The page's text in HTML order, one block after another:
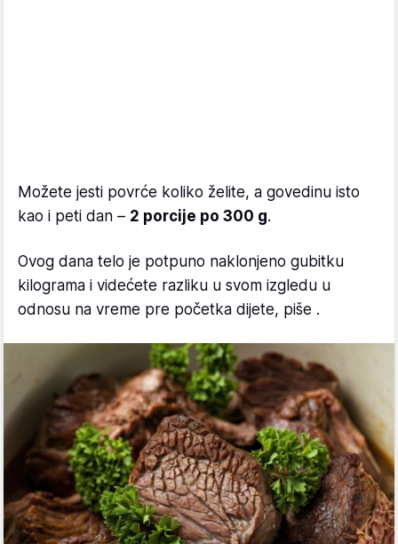
Možete jesti povrće koliko želite, a govedinu isto
kao i peti dan – 2 porcije po 300 g.
Ovog dana telo je potpuno naklonjeno gubitku
kilograma i videćete razliku u svom izgledu u
odnosu na vreme pre početka dijete, piše .